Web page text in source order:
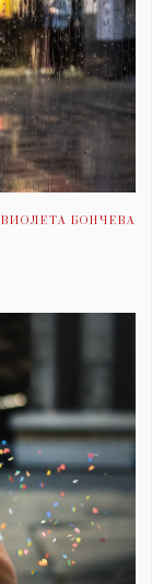
ВИОЛЕТА БОНЧЕВА